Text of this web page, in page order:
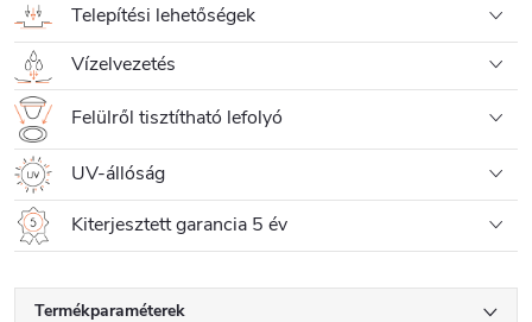
Telepítési lehetőségek
Vízelvezetés
Felülről tisztítható lefolyó
UV-állóság
Kiterjesztett garancia 5 év
Termékparaméterek